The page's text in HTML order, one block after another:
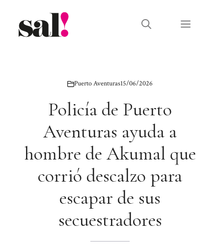
contenido
Menú
Puerto Aventuras15/06/2026
Policía de Puerto
Aventuras ayuda a
hombre de Akumal que
corrió descalzo para
escapar de sus
secuestradores